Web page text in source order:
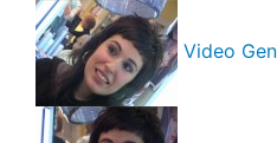
Video